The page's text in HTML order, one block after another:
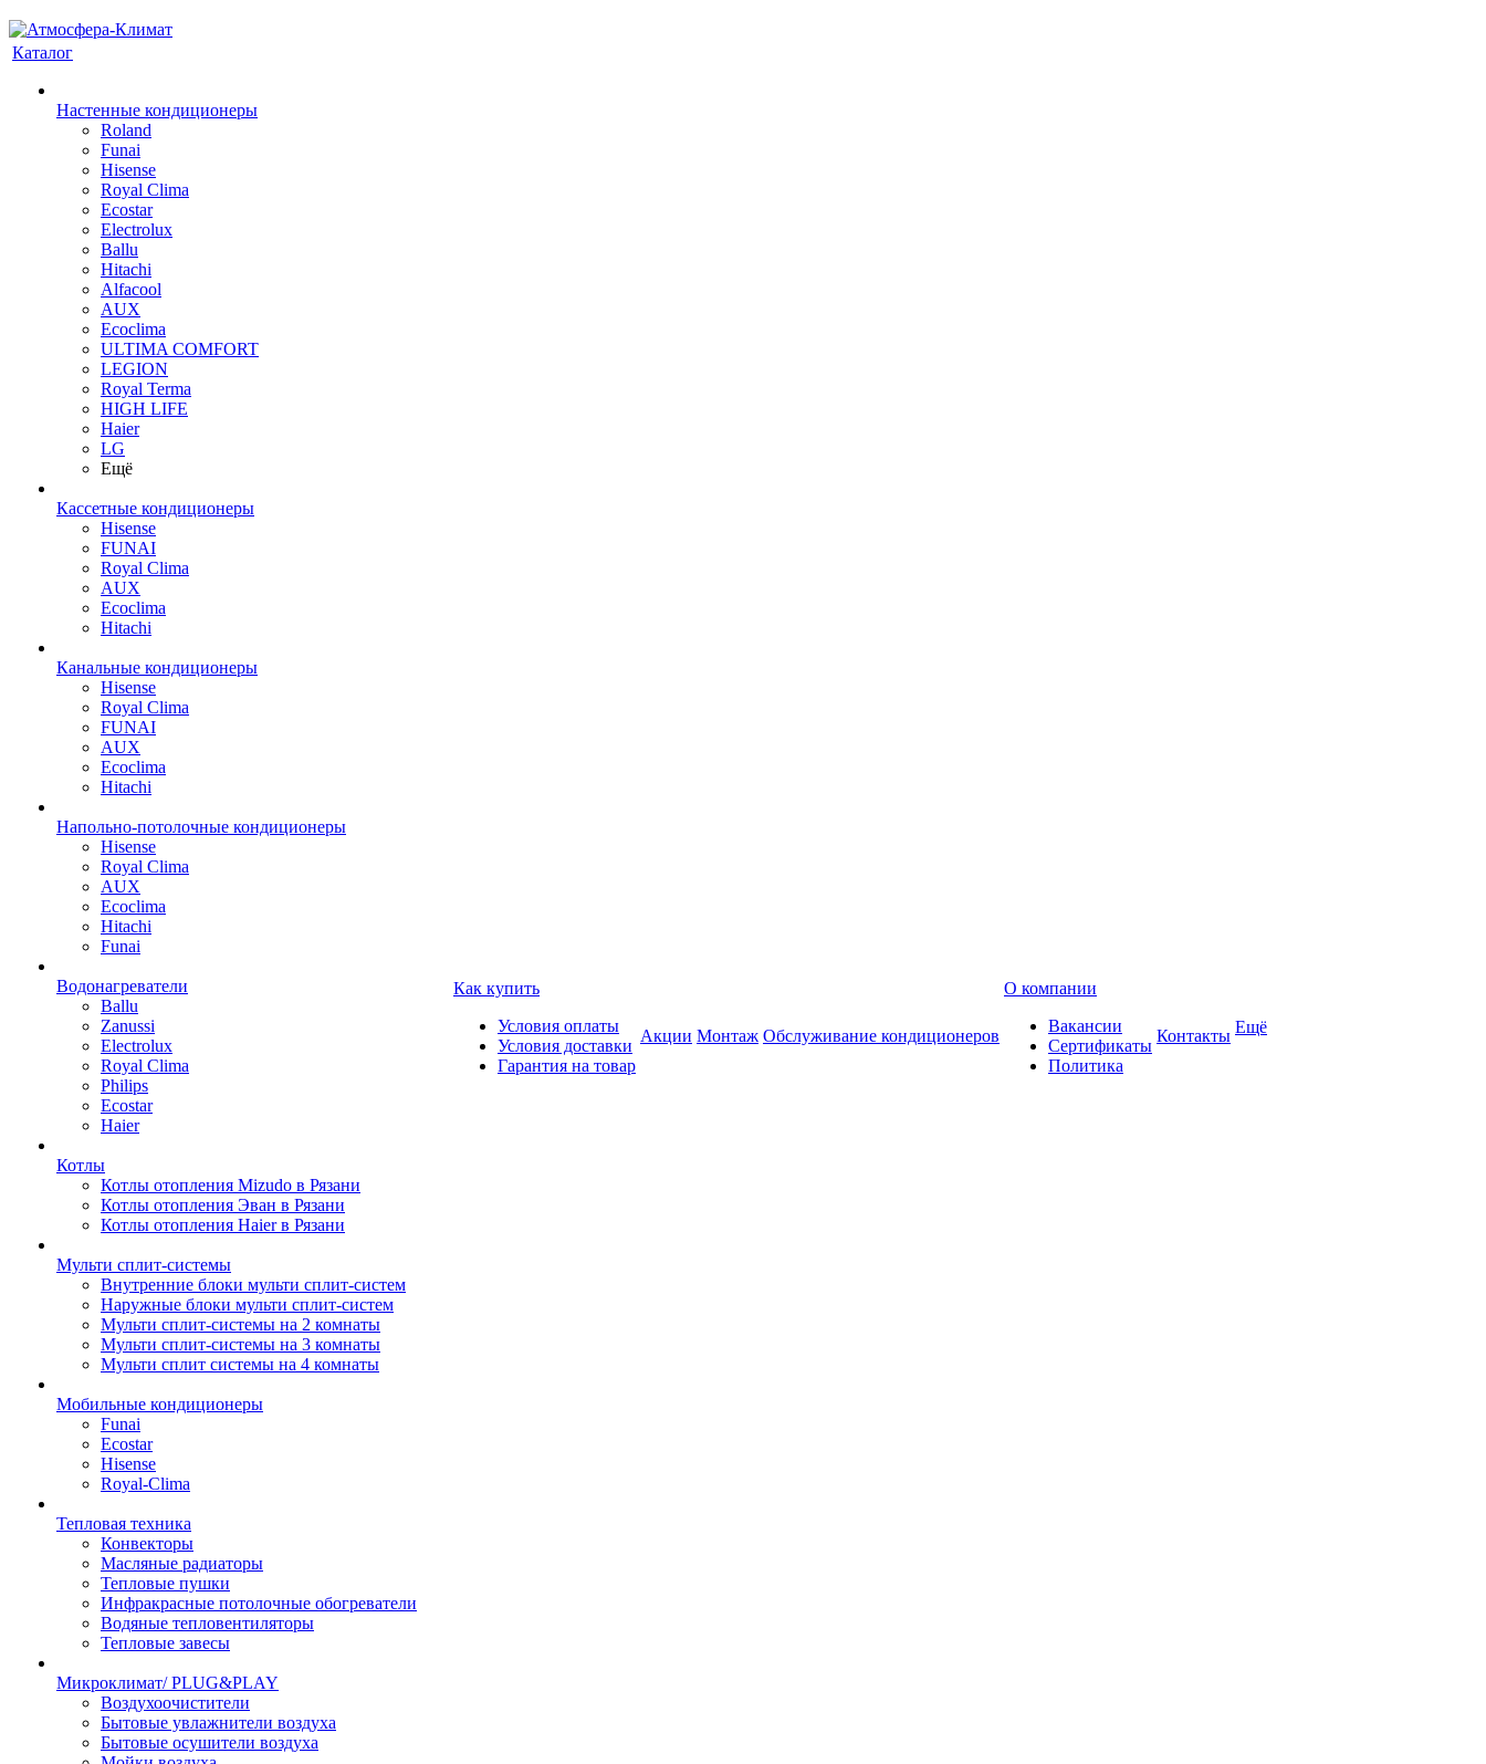
Каталог
Настенные кондиционеры
Roland
Funai
Hisense
Royal Clima
Ecostar
Electrolux
Ballu
Hitachi
Alfacool
AUX
Ecoclima
ULTIMA COMFORT
LEGION
Royal Terma
HIGH LIFE
Haier
LG
Ещё
Кассетные кондиционеры
Hisense
FUNAI
Royal Clima
AUX
Ecoclima
Hitachi
Канальные кондиционеры
Hisense
Royal Clima
FUNAI
AUX
Ecoclima
Hitachi
Напольно-потолочные кондиционеры
Hisense
Royal Clima
AUX
Ecoclima
Hitachi
Funai
Водонагреватели
Ballu
Zanussi
Electrolux
Royal Clima
Philips
Ecostar
Haier
Котлы
Котлы отопления Mizudo в Рязани
Котлы отопления Эван в Рязани
Котлы отопления Haier в Рязани
Мульти сплит-системы
Внутренние блоки мульти сплит-систем
Наружные блоки мульти сплит-систем
Мульти сплит-системы на 2 комнаты
Мульти сплит-системы на 3 комнаты
Мульти сплит системы на 4 комнаты
Мобильные кондиционеры
Funai
Ecostar
Hisense
Royal-Clima
Тепловая техника
Конвекторы
Масляные радиаторы
Тепловые пушки
Инфракрасные потолочные обогреватели
Водяные тепловентиляторы
Тепловые завесы
Микроклимат/ PLUG&PLAY
Воздухоочистители
Бытовые увлажнители воздуха
Бытовые осушители воздуха
Как купить
Условия оплаты
Условия доставки
Гарантия на товар
Акции Монтаж Обслуживание кондиционеров
О компании
Вакансии
Сертификаты
Политика
Контакты Ещё